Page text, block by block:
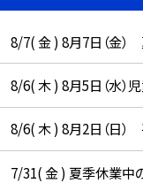
8/7( 金 ) 8月7日（金
8/6( 木 ) 8月5日（水）
8/6( 木 ) 8月2日（日
7/31( 金 ) 夏季休業中